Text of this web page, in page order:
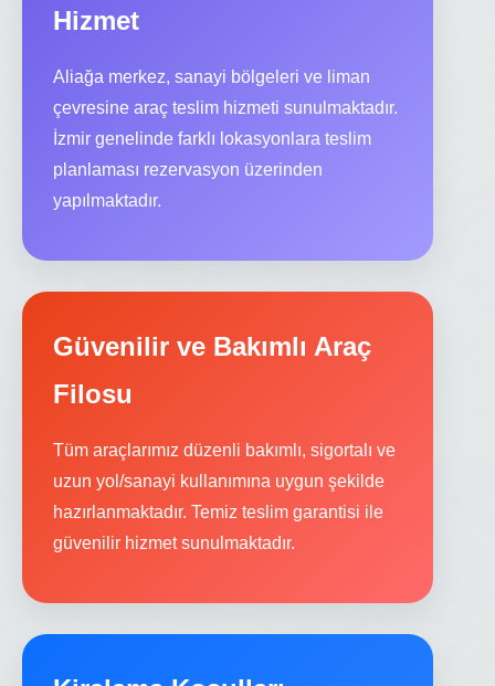
Hizmet
Aliağa merkez, sanayi bölgeleri ve liman
çevresine araç teslim hizmeti sunulmaktadır.
İzmir genelinde farklı lokasyonlara teslim
planlaması rezervasyon üzerinden
yapılmaktadır.
Güvenilir ve Bakımlı Araç
Filosu
Tüm araçlarımız düzenli bakımlı, sigortalı ve
uzun yol/sanayi kullanımına uygun şekilde
hazırlanmaktadır. Temiz teslim garantisi ile
güvenilir hizmet sunulmaktadır.